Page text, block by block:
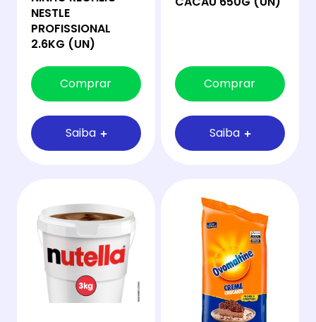
NESTLE
PROFISSIONAL
2.6KG (UN)
Comprar
Saiba
Comprar
Saiba